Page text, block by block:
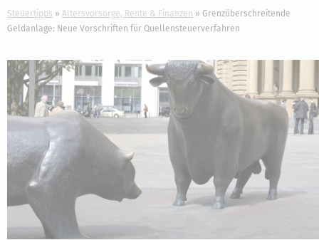
Steuertipps Altersvorsorge, Rente & Finanzen
Grenzüberschreitende
Geldanlage: Neue Vorschriften für Quellensteuerverfahren